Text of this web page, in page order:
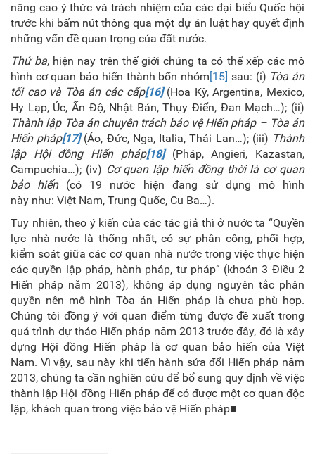
nâng cao ý thức và trách nhiệm của các đại biểu Quốc hội
trước khi bấm nút thông qua một dự án luật hay quyết định
những vấn đề quan trọng của đất nước.
Thứ ba, hiện nay trên thế giới chúng ta có thể xếp các mô
hình cơ quan bảo hiến thành bốn nhóm[15] sau: (i) Tòa án
tối cao và Tòa án các cấp[16] (Hoa Kỳ, Argentina, Mexico,
Hy Lạp, Úc, Ấn Độ, Nhật Bản, Thụy Điển, Đan Mạch…); (ii)
Thành lập Tòa án chuyên trách bảo vệ Hiến pháp – Tòa án
Hiến pháp[17] (Áo, Đức, Nga, Italia, Thái Lan…); (iii) Thành
lập Hội đồng Hiến pháp[18]
(Pháp, Angieri, Kazastan,
Campuchia…); (iv) Cơ quan lập hiến đồng thời là cơ quan
bảo hiến (có 19 nước hiện đang sử dụng mô hình
này như: Việt Nam, Trung Quốc, Cu Ba…).
Tuy nhiên, theo ý kiến của các tác giả thì ở nước ta “Quyền
lực nhà nước là thống nhất, có sự phân công, phối hợp,
kiểm soát giữa các cơ quan nhà nước trong việc thực hiện
các quyền lập pháp, hành pháp, tư pháp” (khoản 3 Điều 2
Hiến pháp năm 2013), không áp dụng nguyên tắc phân
quyền nên mô hình Tòa án Hiến pháp là chưa phù hợp.
Chúng tôi đồng ý với quan điểm từng được đề xuất trong
quá trình dự thảo Hiến pháp năm 2013 trước đây, đó là xây
dựng Hội đồng Hiến pháp là cơ quan bảo hiến của Việt
Nam. Vì vậy, sau này khi tiến hành sửa đổi Hiến pháp năm
2013, chúng ta cần nghiên cứu để bổ sung quy định về việc
thành lập Hội đồng Hiến pháp để có được một cơ quan độc
lập, khách quan trong việc bảo vệ Hiến pháp■